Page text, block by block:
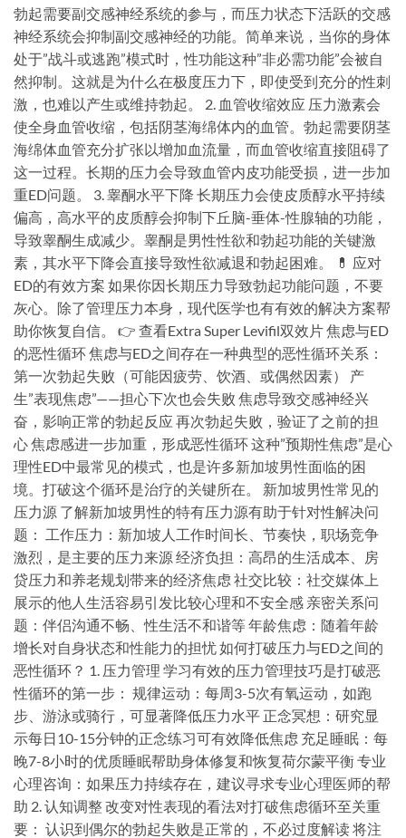
勃起需要副交感神经系统的参与，而压力状态下活跃的交感
神经系统会抑制副交感神经的功能。简单来说，当你的身体
处于”战斗或逃跑”模式时，性功能这种”非必需功能”会被自
然抑制。这就是为什么在极度压力下，即使受到充分的性刺
激，也难以产生或维持勃起。 2. 血管收缩效应 压力激素会
使全身血管收缩，包括阴茎海绵体内的血管。勃起需要阴茎
海绵体血管充分扩张以增加血流量，而血管收缩直接阻碍了
这一过程。长期的压力会导致血管内皮功能受损，进一步加
重ED问题。 3. 睾酮水平下降 长期压力会使皮质醇水平持续
偏高，高水平的皮质醇会抑制下丘脑-垂体-性腺轴的功能，
导致睾酮生成减少。睾酮是男性性欲和勃起功能的关键激
素，其水平下降会直接导致性欲减退和勃起困难。 💊 应对
ED的有效方案 如果你因长期压力导致勃起功能问题，不要
灰心。除了管理压力本身，现代医学也有有效的解决方案帮
助你恢复自信。 👉 查看Extra Super Levifil双效片 焦虑与ED
的恶性循环 焦虑与ED之间存在一种典型的恶性循环关系：
第一次勃起失败（可能因疲劳、饮酒、或偶然因素） 产
生”表现焦虑”——担心下次也会失败 焦虑导致交感神经兴
奋，影响正常的勃起反应 再次勃起失败，验证了之前的担
心 焦虑感进一步加重，形成恶性循环 这种”预期性焦虑”是心
理性ED中最常见的模式，也是许多新加坡男性面临的困
境。打破这个循环是治疗的关键所在。 新加坡男性常见的
压力源 了解新加坡男性的特有压力源有助于针对性解决问
题： 工作压力：新加坡人工作时间长、节奏快，职场竞争
激烈，是主要的压力来源 经济负担：高昂的生活成本、房
贷压力和养老规划带来的经济焦虑 社交比较：社交媒体上
展示的他人生活容易引发比较心理和不安全感 亲密关系问
题：伴侣沟通不畅、性生活不和谐等 年龄焦虑：随着年龄
增长对自身状态和性能力的担忧 如何打破压力与ED之间的
恶性循环？ 1. 压力管理 学习有效的压力管理技巧是打破恶
性循环的第一步： 规律运动：每周3-5次有氧运动，如跑
步、游泳或骑行，可显著降低压力水平 正念冥想：研究显
示每日10-15分钟的正念练习可有效降低焦虑 充足睡眠：每
晚7-8小时的优质睡眠帮助身体修复和恢复荷尔蒙平衡 专业
心理咨询：如果压力持续存在，建议寻求专业心理医师的帮
助 2. 认知调整 改变对性表现的看法对打破焦虑循环至关重
要： 认识到偶尔的勃起失败是正常的，不必过度解读 将注